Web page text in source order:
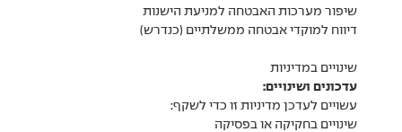
שיפור מערכות האבטחה למניעת הישנות
דיווח למוקדי אבטחה ממשלתיים (כנדרש)
שינויים במדיניות
עדכונים ושינויים:
עשויים לעדכן מדיניות זו כדי לשקף:
שינויים בחקיקה או בפסיקה